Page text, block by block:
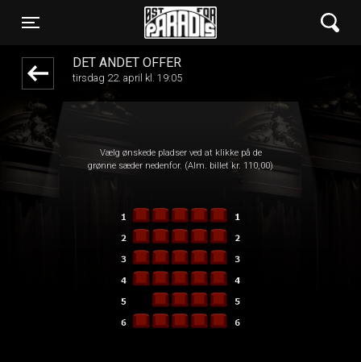
Toggle navigation
Øst for Paradis
DET ANDET OFFER
tirsdag 22. april kl. 19:05
Vælg ønskede pladser ved at klikke på de
grønne sæder nedenfor. (Alm. billet kr. 110,00)
front05-temp 045324